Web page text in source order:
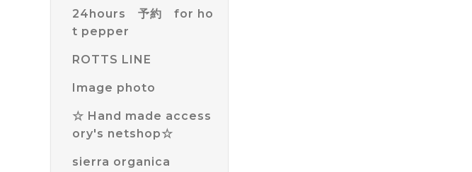
24hours 予約 for ho
t pepper
ROTTS LINE
Image photo
☆ Hand made access
ory's netshop☆
sierra organica